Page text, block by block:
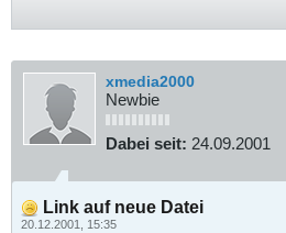
xmedia2000
Newbie
Dabei seit: 24.09.2001
Link auf neue Datei
20.12.2001, 15:35